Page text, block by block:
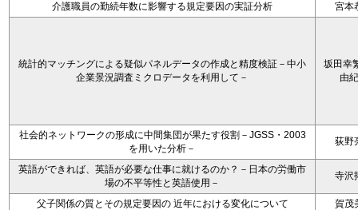
介護職員の勤続年数に影響する規定要因の実証分析
宮本
統計的マッチングによる疑似パネルデータの作成と精度検証－中小
企業景況調査ミクロデータを利用して－
坂田幸
由
社会的ネットワークの形成に中間集団が果たす役割－JGSS・2003
を用いた分析－
荻野
英語ができれば、英語が必要な仕事に就けるのか？－日本の労働市
場の不平等性と英語使用－
寺沢
父子関係の質とその規定要因の 近年における変化について 賀茂